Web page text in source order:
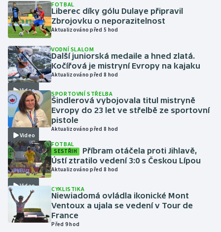
Házená
Jezdectví
Judo
Krasobruslení
Lezení
Lyže a snowboard
Moderní pětiboj
Motorsport
Olympijské hry
Parasport
FOTBAL
Liberec díky gólu Dulaye připravil
Zbrojovku o neporazitelnost
Aktualizováno před 5 hod
Video
VODNÍ SLALOM
Další juniorská medaile a hned zlatá.
Kočířová je mistryní Evropy na kajaku
Aktualizováno před 8 hod
Video
SPORTOVNÍ STŘELBA
Šindlerová vybojovala titul mistryně
Evropy do 23 let ve střelbě ze sportovní
pistole
Aktualizováno před 8 hod
Video
FOTBAL
SESTŘIH
Příbram otáčela proti Jihlavě,
Ústí ztratilo vedení 3:0 s Českou Lípou
Aktualizováno před 8 hod
CYKLISTIKA
Niewiadomá ovládla ikonické Mont
Ventoux a ujala se vedení v Tour de
France
Před 9 hod